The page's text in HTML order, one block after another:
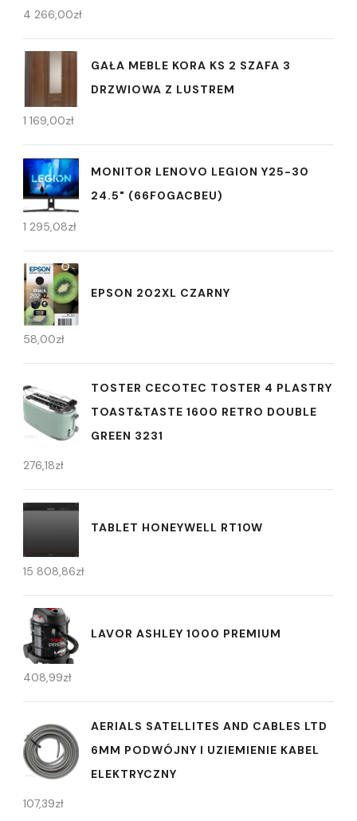
4 266,00zł
GAŁA MEBLE KORA KS 2 SZAFA 3
DRZWIOWA Z LUSTREM
1 169,00zł
MONITOR LENOVO LEGION Y25-30
24.5" (66F0GACBEU)
1 295,08zł
EPSON 202XL CZARNY
58,00zł
TOSTER CECOTEC TOSTER 4 PLASTRY
TOAST&TASTE 1600 RETRO DOUBLE
GREEN 3231
276,18zł
TABLET HONEYWELL RT10W
15 808,86zł
LAVOR ASHLEY 1000 PREMIUM
408,99zł
AERIALS SATELLITES AND CABLES LTD
6MM PODWÓJNY I UZIEMIENIE KABEL
ELEKTRYCZNY
107,39zł